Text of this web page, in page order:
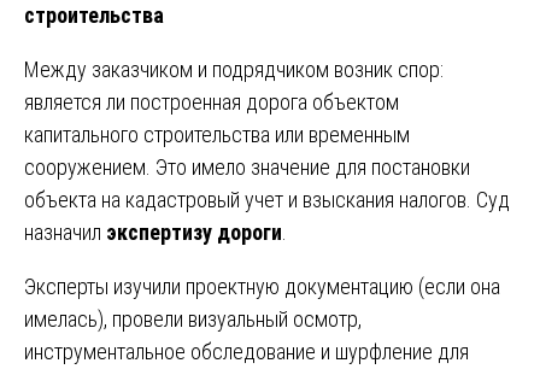
строительства
Между заказчиком и подрядчиком возник спор:
является ли построенная дорога объектом
капитального строительства или временным
сооружением. Это имело значение для постановки
объекта на кадастровый учет и взыскания налогов. Суд
назначил экспертизу дороги
Эксперты изучили проектную документацию (если она
имелась), провели визуальный осмотр,
инструментальное обследование и шурфление для